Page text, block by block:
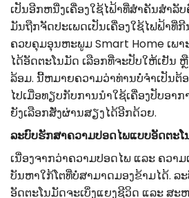
ເປັນອີກຫນື່ງເຄື່ອງໃຊ້ໄຟ້າທີ່ສຳຄັນສຳລັ
ມັນຖືກຈັດປະເພດເປັນເຄື່ອງໃຊ້ໄຟຟ້າທີ່
ຄວບຄຸມອຸນຫະພູມ Smart Home ເພ
ໄດ້ອັດຕະໂນມັດ ​ເລືອກ​ທີ່​ຈະ​ປັບ​ໃຫ້​ເຢັນ​
ລ້ອມ​. ນີ້ຫມາຍຄວາມວ່າທ່ານບໍ່ຈໍາເປັນຕ້
ໄປເມື່ອທຽບກັບການນໍາໃຊ້ເຄື່ອງປັບອາ
ຍັງເລືອກສັ່ງຜ່ານສຽງໄດ້ອີກດ້ວຍ.
ລະບົບຮັກສາຄວາມປອດໄພແບບອັດຕະໂ
ເນື່ອງຈາກວ່າຄວາມປອດໄພ ແລະ ຄວາ
ບັນຫາໃກ້ໂຕທີ່ບໍ່ສາມາດມອງຂ້າມໄດ້. ລ
ອັດຕະໂນມັດຈະເບິ່ງແຍງຊີວິດ ແລະ ສະ